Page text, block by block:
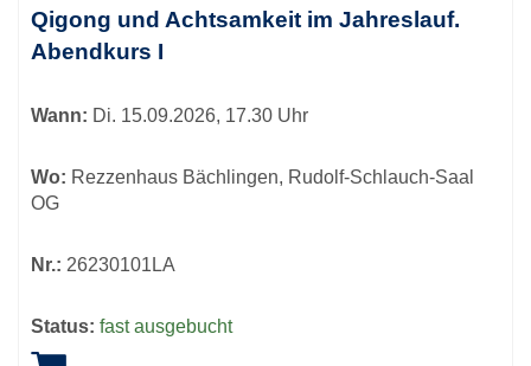
Qigong und Achtsamkeit im Jahreslauf.
Abendkurs I
Wann: Di. 15.09.2026, 17.30 Uhr
Wo: Rezzenhaus Bächlingen, Rudolf-Schlauch-Saal
OG
Nr.: 26230101LA
Status: fast ausgebucht